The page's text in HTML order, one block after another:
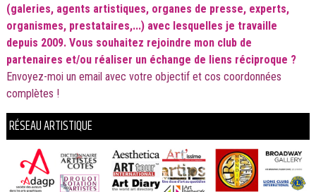
(galeries, agents artistiques, organes de presse, experts,
organismes, prestataires,...) avec lesquelles je travaille
depuis 2009. Vous souhaitez rejoindre mon club de
partenaires et/ou réaliser un échange de liens réciproque ?
Envoyez-moi un email avec votre objectif et cos coordonnées
complètes !
RÉSEAU ARTISTIQUE